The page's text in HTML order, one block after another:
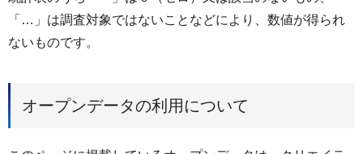
「…」は調査対象ではないことなどにより、数値が得られ
ないものです。
オープンデータの利用について